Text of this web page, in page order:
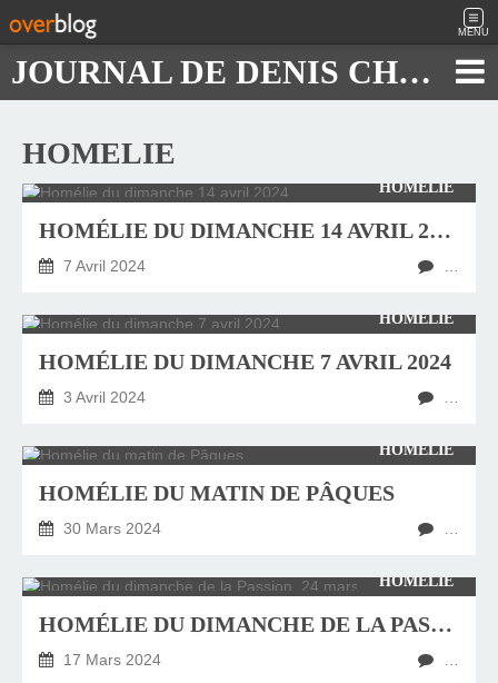
MENU
JOURNAL DE DENIS CHAUTARD
HOMELIE
HOMÉLIE
HOMÉLIE DU DIMANCHE 14 AVRIL 2024
7 Avril 2024
HOMÉLIE
HOMÉLIE DU DIMANCHE 7 AVRIL 2024
3 Avril 2024
HOMÉLIE
HOMÉLIE DU MATIN DE PÂQUES
30 Mars 2024
HOMÉLIE
HOMÉLIE DU DIMANCHE DE LA PASSION, 24 MARS 2024
17 Mars 2024